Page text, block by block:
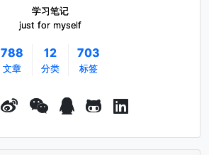
学习笔记
just for myself
788
文章
12
分类
703
标签